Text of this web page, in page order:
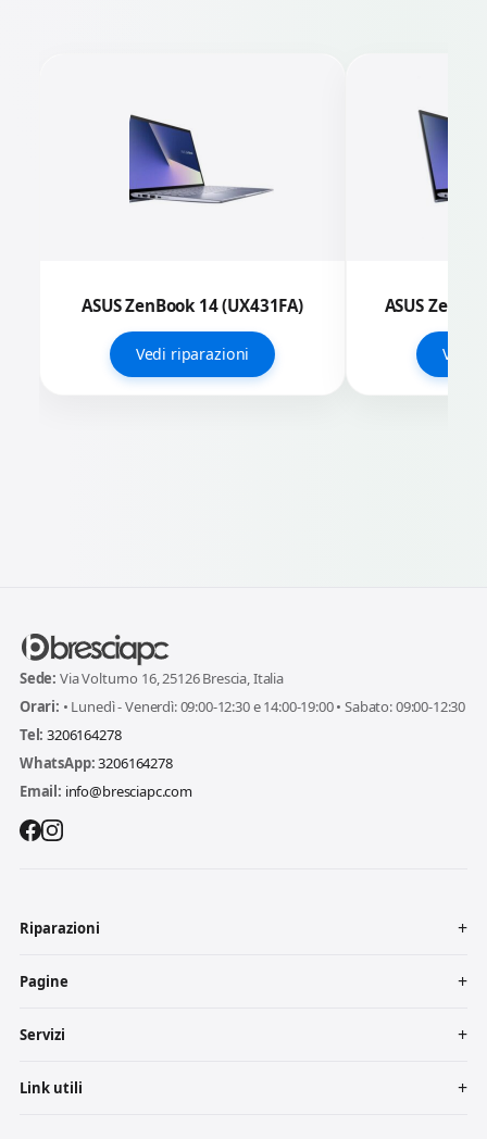
ASUS ZenBook 14 (UX431FA)
Vedi riparazioni
ASUS
Vedi
Sede: Via Volturno 16, 25126 Brescia, Italia
Orari: • Lunedì - Venerdì: 09:00-12:30 e 14:00-19:00 • Sabato: 09:00-12:30
Tel: 3206164278
WhatsApp:3206164278
Email: info@bresciapc.com
Riparazioni
Pagine
Servizi
Link utili